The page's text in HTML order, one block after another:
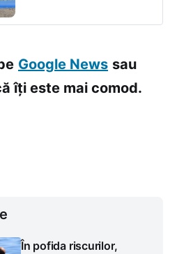
Google News sau
îți este mai comod.
În pofida riscurilor,